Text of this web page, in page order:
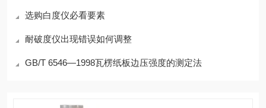
选购白度仪必看要素
耐破度仪出现错误如何调整
GB/T 6546—1998瓦楞纸板边压强度的测定法